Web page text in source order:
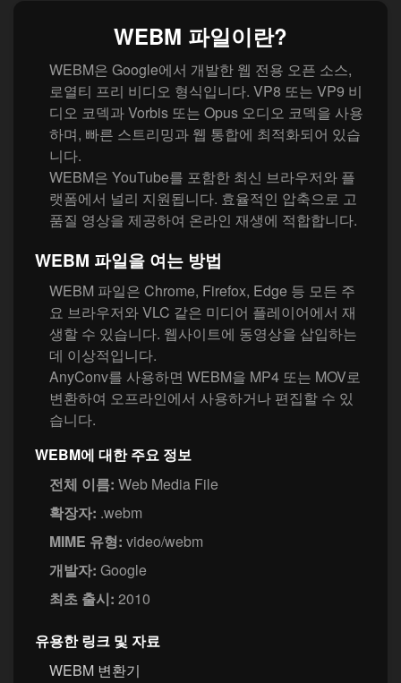
WEBM 파일이란?
WEBM은 Google에서 개발한 웹 전용 오픈 소스,
로열티 프리 비디오 형식입니다. VP8 또는 VP9 비
디오 코덱과 Vorbis 또는 Opus 오디오 코덱을 사용
하며, 빠른 스트리밍과 웹 통합에 최적화되어 있습
니다.
WEBM은 YouTube를 포함한 최신 브라우저와 플
랫폼에서 널리 지원됩니다. 효율적인 압축으로 고
품질 영상을 제공하여 온라인 재생에 적합합니다.
WEBM 파일을 여는 방법
WEBM 파일은 Chrome, Firefox, Edge 등 모든 주
요 브라우저와 VLC 같은 미디어 플레이어에서 재
생할 수 있습니다. 웹사이트에 동영상을 삽입하는
데 이상적입니다.
AnyConv를 사용하면 WEBM을 MP4 또는 MOV로
변환하여 오프라인에서 사용하거나 편집할 수 있
습니다.
WEBM에 대한 주요 정보
전체 이름: Web Media File
확장자: .webm
MIME 유형: video/webm
개발자: Google
최초 출시: 2010
유용한 링크 및 자료
WEBM 변환기